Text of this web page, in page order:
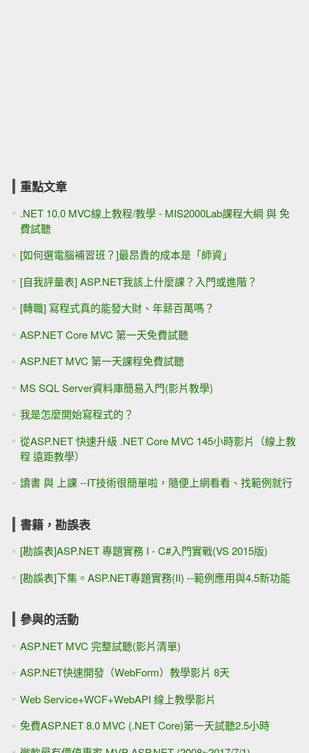
重點文章
.NET 10.0 MVC線上教程/教學 - MIS2000Lab課程大綱 與 免
費試聽
[如何選電腦補習班？]最昂貴的成本是「師資」
[自我評量表] ASP.NET我該上什麼課？入門或進階？
[轉職] 寫程式真的能發大財、年薪百萬嗎？
ASP.NET Core MVC 第一天免費試聽
ASP.NET MVC 第一天課程免費試聽
MS SQL Server資料庫簡易入門(影片教學)
我是怎麼開始寫程式的？
從ASP.NET 快速升級 .NET Core MVC 145小時影片（線上教
程 遠距教學）
讀書 與 上課 --IT技術很簡單啦，隨便上網看看、找範例就行
書籍，勘誤表
[勘誤表]ASP.NET 專題實務 I - C#入門實戰(VS 2015版)
[勘誤表]下集。ASP.NET專題實務(II) --範例應用與4.5新功能
參與的活動
ASP.NET MVC 完整試聽(影片清單)
ASP.NET快速開發（WebForm）教學影片 8天
Web Service+WCF+WebAPI 線上教學影片
免費ASP.NET 8.0 MVC (.NET Core)第一天試聽2.5小時